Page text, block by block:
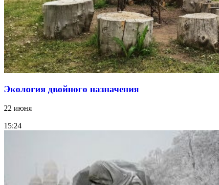
Экология двойного назначения
22 июня
15:24